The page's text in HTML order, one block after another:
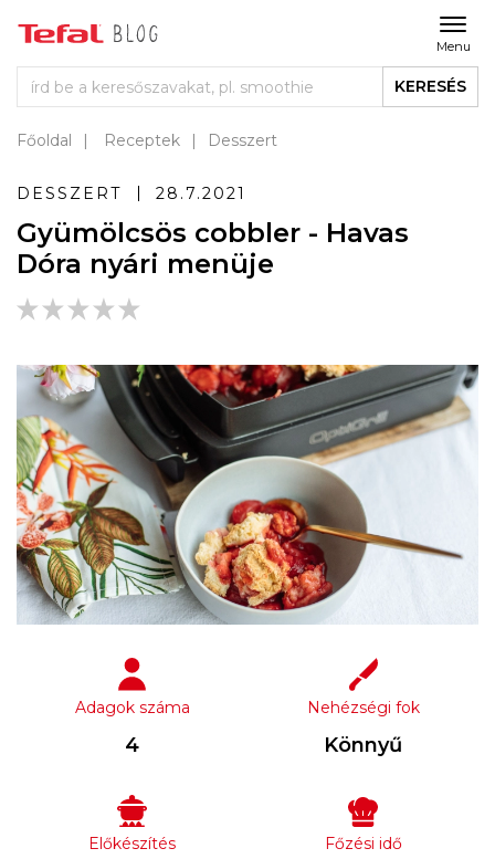
Menu
KERESÉS
Főoldal Receptek Desszert
DESSZERT 28.7.2021
Gyümölcsös cobbler - Havas
Dóra nyári menüje
Adagok száma
4
Nehézségi fok
Könnyű
Előkészítés Főzési idő